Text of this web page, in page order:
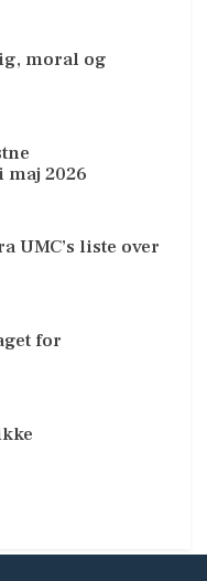
moral og
2026
UMC’s liste over
for